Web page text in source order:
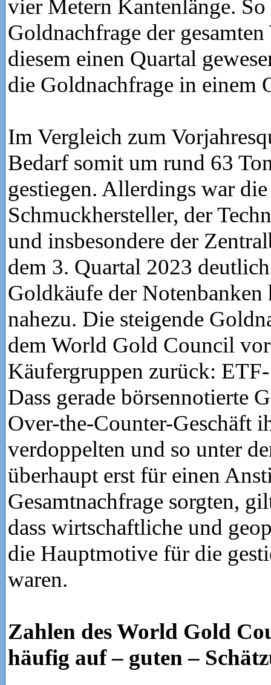
vier Metern Kantenlänge.
Goldnachfrage der
diesem einen Quartal
die Goldnachfrage in einem
Im Vergleich zum
Bedarf somit um rund 63
gestiegen. Allerdings war
Schmuckhersteller, der
und insbesondere der
dem 3. Quartal 2023
Goldkäufe der Notenbanken
nahezu. Die steigende
dem World Gold Council
Käufergruppen zurück:
Dass gerade börsennotierte
Over-the-Counter-Geschäft
verdoppelten und so unter
überhaupt erst für einen
Gesamtnachfrage sorgten,
dass wirtschaftliche und
die Hauptmotive für die
waren.
Zahlen des World Gold
häufig auf – guten –